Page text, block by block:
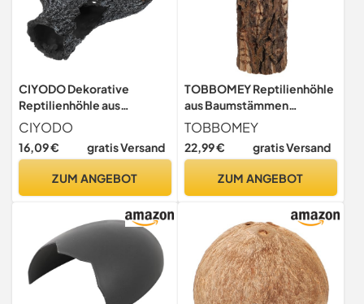
CIYODO Dekorative
Reptilienhöhle aus
Kunstharz
Strapazierfähiges
Reptilienversteck Groß
Terrariendekoration für
CIYODO
16,09 € gratis Versand
ZUM ANGEBOT
TOBBOMEY Reptilienhöhle
aus Baumstämmen
Reptilienversteck für
Terrarium Ruheplatz für
Echsen und Schildkröten
und Schlangen
TOBBOMEY
22,99 € gratis Versand
ZUM ANGEBOT